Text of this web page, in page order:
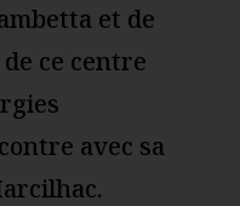
et de
ce centre
avec sa